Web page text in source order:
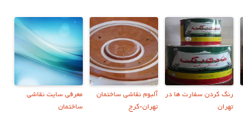
رنگ کردن سفارت ها در
تهران
آلبوم نقاشی ساختمان
تهران-کرج
معرفي سايت نقاشي
ساختمان